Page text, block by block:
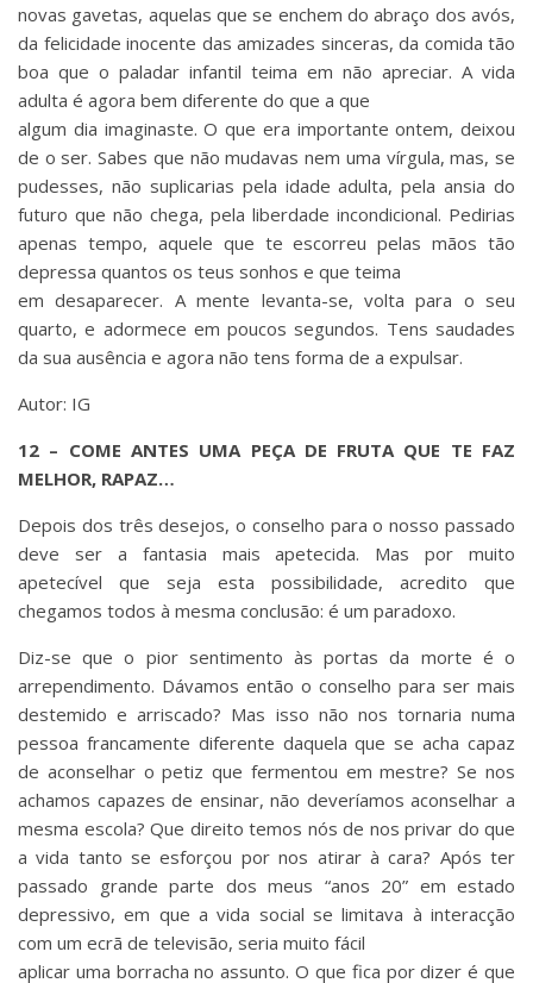
novas gavetas, aquelas que se enchem do abraço dos avós,
da felicidade inocente das amizades sinceras, da comida tão
boa que o paladar infantil teima em não apreciar. A vida
adulta é agora bem diferente do que a que
algum dia imaginaste. O que era importante ontem, deixou
de o ser. Sabes que não mudavas nem uma vírgula, mas, se
pudesses, não suplicarias pela idade adulta, pela ansia do
futuro que não chega, pela liberdade incondicional. Pedirias
apenas tempo, aquele que te escorreu pelas mãos tão
depressa quantos os teus sonhos e que teima
em desaparecer. A mente levanta-se, volta para o seu
quarto, e adormece em poucos segundos. Tens saudades
da sua ausência e agora não tens forma de a expulsar.
Autor: IG
12 – COME ANTES UMA PEÇA DE FRUTA QUE TE FAZ
MELHOR, RAPAZ…
Depois dos três desejos, o conselho para o nosso passado
deve ser a fantasia mais apetecida. Mas por muito
apetecível que seja esta possibilidade, acredito que
chegamos todos à mesma conclusão: é um paradoxo.
Diz-se que o pior sentimento às portas da morte é o
arrependimento. Dávamos então o conselho para ser mais
destemido e arriscado? Mas isso não nos tornaria numa
pessoa francamente diferente daquela que se acha capaz
de aconselhar o petiz que fermentou em mestre? Se nos
achamos capazes de ensinar, não deveríamos aconselhar a
mesma escola? Que direito temos nós de nos privar do que
a vida tanto se esforçou por nos atirar à cara? Após ter
passado grande parte dos meus “anos 20” em estado
depressivo, em que a vida social se limitava à interacção
com um ecrã de televisão, seria muito fácil
aplicar uma borracha no assunto. O que fica por dizer é que